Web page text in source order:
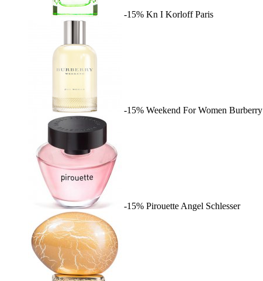
-15% Kn I Korloff Paris
-15% Weekend For Women Burberry
-15% Pirouette Angel Schlesser